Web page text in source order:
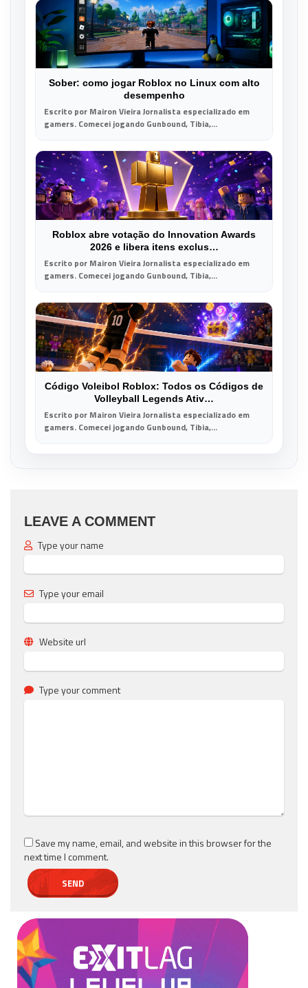
Sober: como jogar Roblox no Linux com alto
desempenho
Escrito por Mairon Vieira Jornalista especializado em
gamers. Comecei jogando Gunbound, Tibia,...
Roblox abre votação do Innovation Awards
2026 e libera itens exclus…
Escrito por Mairon Vieira Jornalista especializado em
gamers. Comecei jogando Gunbound, Tibia,...
Código Voleibol Roblox: Todos os Códigos de
Volleyball Legends Ativ…
Escrito por Mairon Vieira Jornalista especializado em
gamers. Comecei jogando Gunbound, Tibia,...
LEAVE A COMMENT
Type your name
Type your email
Website url
Type your comment
Save my name, email, and website in this browser for the
next time I comment.